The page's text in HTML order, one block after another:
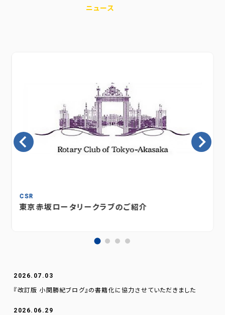
ニュース
CSR
東京赤坂ロータリークラブのご紹介
2026.07.03
『改訂版 小関勝紀ブログ』の書籍化に協力させていただきました
2026.06.29